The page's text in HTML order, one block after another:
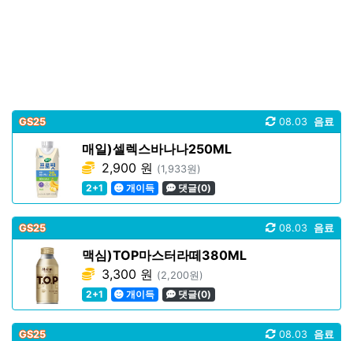
GS25 음료
08.03
매일)셀렉스바나나250ML
2,900 원 (1,933원)
2+1
개이득 댓글(0)
GS25 음료
08.03
맥심)TOP마스터라떼380ML
3,300 원 (2,200원)
2+1
개이득 댓글(0)
GS25 음료
08.03